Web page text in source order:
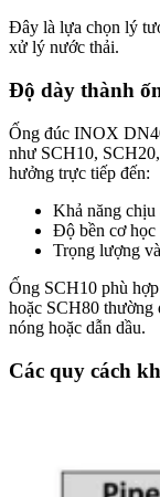
Đây là lựa chọn lý
xử lý nước thải.
Độ dày thành
Ống đúc INOX
như SCH10,
hưởng trực tiếp đến:
Khả năng chịu
Độ bền cơ học
Trọng lượng
Ống SCH10 phù
hoặc SCH80 thường
nóng hoặc dẫn dầu.
Các quy cách